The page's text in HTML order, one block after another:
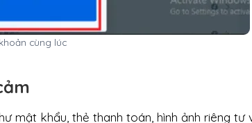
cùng lúc
mật khẩu, thẻ thanh toán, hình ảnh riêng tư